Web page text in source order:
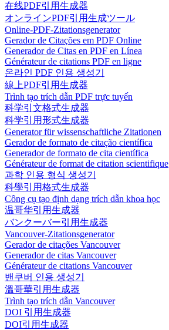
在线PDF引用生成器
オンラインPDF引用生成ツール
Online-PDF-Zitationsgenerator
Gerador de Citações em PDF Online
Generador de Citas en PDF en Línea
Générateur de citations PDF en ligne
온라인 PDF 인용 생성기
線上PDF引用生成器
Trình tạo trích dẫn PDF trực tuyến
科学引文格式生成器
科学引用形式生成器
Generator für wissenschaftliche Zitationen
Gerador de formato de citação científica
Generador de formato de cita científica
Générateur de format de citation scientifique
과학 인용 형식 생성기
科學引用格式生成器
Công cụ tạo định dạng trích dẫn khoa học
温哥华引用生成器
バンクーバー引用生成器
Vancouver-Zitationsgenerator
Gerador de citações Vancouver
Generador de citas Vancouver
Générateur de citations Vancouver
밴쿠버 인용 생성기
溫哥華引用生成器
Trình tạo trích dẫn Vancouver
DOI 引用生成器
DOI引用生成器